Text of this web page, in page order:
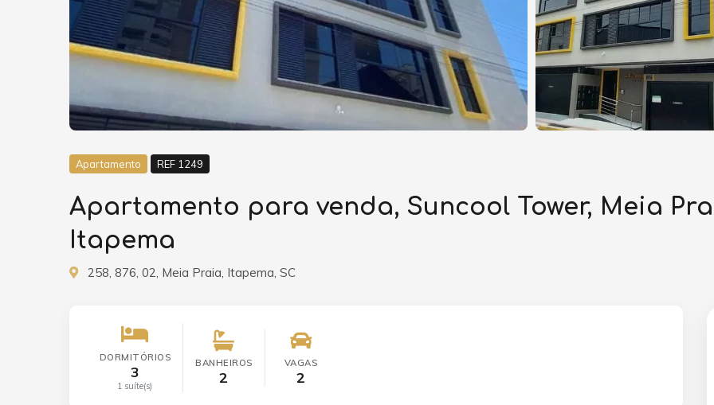
Apartamento REF 1249
Apartamento para venda, Suncool Tower, Meia
Itapema
258, 876, 02, Meia Praia, Itapema, SC
DORMITÓRIOS
3
1 suíte(s)
BANHEIROS
2
VAGAS
2